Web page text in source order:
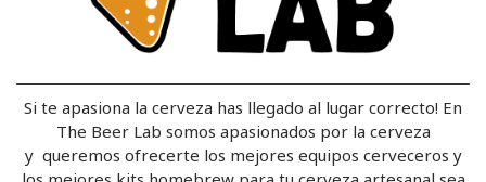
Si te apasiona la cerveza has llegado al lugar correcto! En
The Beer Lab somos apasionados por la cerveza
y queremos ofrecerte los mejores equipos cerveceros y